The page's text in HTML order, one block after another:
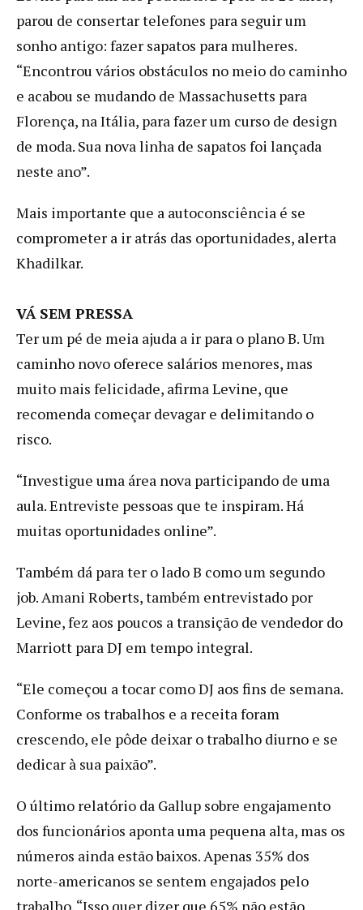
parou de consertar telefones para seguir um
sonho antigo: fazer sapatos para mulheres.
“Encontrou vários obstáculos no meio do caminho
e acabou se mudando de Massachusetts para
Florença, na Itália, para fazer um curso de design
de moda. Sua nova linha de sapatos foi lançada
neste ano”.
Mais importante que a autoconsciência é se
comprometer a ir atrás das oportunidades, alerta
Khadilkar.
VÁ SEM PRESSA
Ter um pé de meia ajuda a ir para o plano B. Um
caminho novo oferece salários menores, mas
muito mais felicidade, afirma Levine, que
recomenda começar devagar e delimitando o
risco.
“Investigue uma área nova participando de uma
aula. Entreviste pessoas que te inspiram. Há
muitas oportunidades online”.
Também dá para ter o lado B como um segundo
job. Amani Roberts, também entrevistado por
Levine, fez aos poucos a transição de vendedor do
Marriott para DJ em tempo integral.
“Ele começou a tocar como DJ aos fins de semana.
Conforme os trabalhos e a receita foram
crescendo, ele pôde deixar o trabalho diurno e se
dedicar à sua paixão”.
O último relatório da Gallup sobre engajamento
dos funcionários aponta uma pequena alta, mas os
números ainda estão baixos. Apenas 35% dos
norte-americanos se sentem engajados pelo
trabalho. “Isso quer dizer que 65% não estão